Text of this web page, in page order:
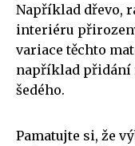
Například dřevo,
interiéru
variace těchto
například přidání
šedého.
Pamatujte si, že